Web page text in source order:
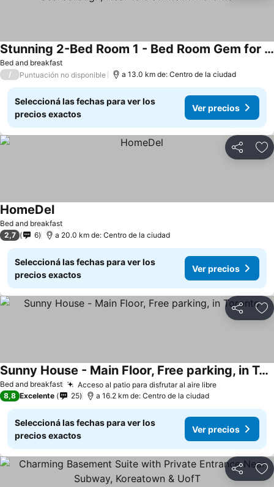
Bed and breakfast
Stunning 2-Bed Room 1 - Bed Room Gem for rent in Scarborough, Near to Downtown Toronto
/ Puntuación no disponible a 13.0 km de: Centro de la ciudad
Seleccioná las fechas para ver los
precios exactos
Ver precios
Compartir
Bed and breakfast
HomeDel
2,7 6 a 20.0 km de: Centro de la ciudad
Seleccioná las fechas para ver los
precios exactos
Ver precios
Compartir
Bed and breakfast Acceso al patio para disfrutar al aire libre
Sunny House - Main Floor, Free parking, in Toronto
8,8 Excelente 25 a 16.2 km de: Centro de la ciudad
Seleccioná las fechas para ver los
precios exactos
Ver precios
Compartir